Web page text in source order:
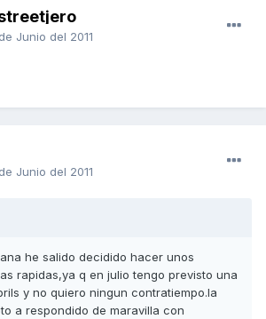
Junio del 2011
Junio del 2011
he salido decidido hacer unos
rapidas,ya q en julio tengo previsto una
y no quiero ningun contratiempo.la
a respondido de maravilla con